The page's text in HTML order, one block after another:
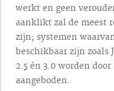
werkt en geen
aanklikt zal de meest
zijn; systemen
beschikbaar zijn zoals
2.5 én 3.0 worden
aangeboden.